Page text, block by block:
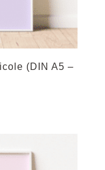
(DIN A5 –